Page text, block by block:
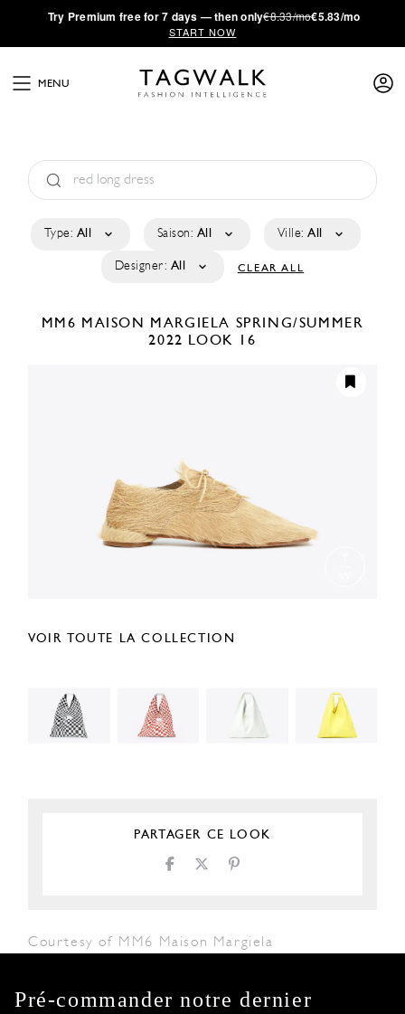
·Try Premium free for 7 days — then only€8.33/mo€5.83/mo
START NOW
MENU
Type: All Saison: All Ville: All
Designer: All CLEAR ALL
MM6 MAISON MARGIELA SPRING/SUMMER
2022 LOOK 16
VOIR TOUTE LA COLLECTION
PARTAGER CE LOOK
Courtesy of MM6 Maison Margiela
Pré-commander notre dernier